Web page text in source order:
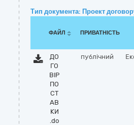
Тип документа: Проект
ФАЙЛ ПРИВАТНІСТЬ
ДО
ГО
ВІР
ПО
СТ
АВ
КИ
.do
публічний